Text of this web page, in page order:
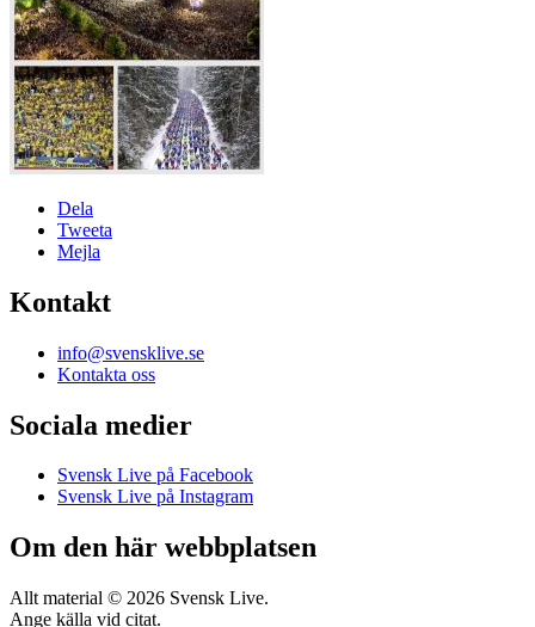
Dela
Tweeta
Mejla
Kontakt
info@svensklive.se
Kontakta oss
Sociala medier
Svensk Live på Facebook
Svensk Live på Instagram
Om den här webbplatsen
Allt material © 2026 Svensk Live.
Ange källa vid citat.